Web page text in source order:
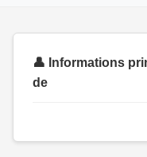
👤 Informations
de